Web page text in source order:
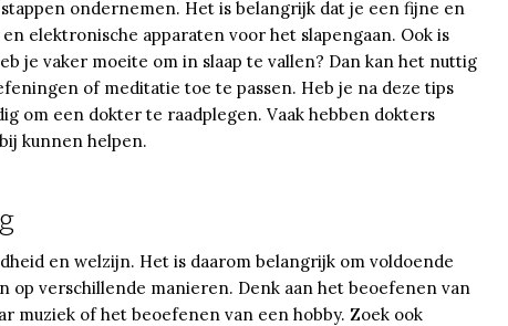
ondernemen. Het is belangrijk dat je een fijne en
elektronische apparaten voor het slapengaan. Ook is
je vaker moeite om in slaap te vallen? Dan kan het nuttig
of meditatie toe te passen. Heb je na deze tips
om een dokter te raadplegen. Vaak hebben dokters
kunnen helpen.
en welzijn. Het is daarom belangrijk om voldoende
verschillende manieren. Denk aan het beoefenen van
muziek of het beoefenen van een hobby. Zoek ook